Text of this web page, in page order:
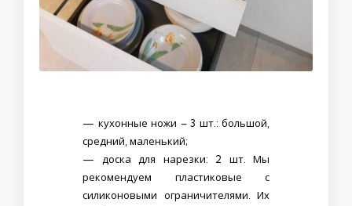
— кухонные ножи – 3 шт.: большой,
средний, маленький;
— доска для нарезки: 2 шт. Мы
рекомендуем пластиковые с
силиконовыми ограничителями. Их